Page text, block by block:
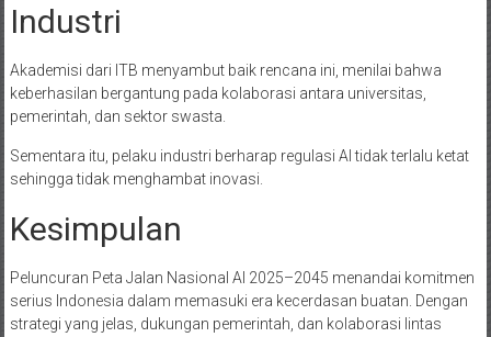
Industri
Akademisi dari ITB menyambut baik rencana ini, menilai bahwa
keberhasilan bergantung pada kolaborasi antara universitas,
pemerintah, dan sektor swasta.
Sementara itu, pelaku industri berharap regulasi AI tidak terlalu ketat
sehingga tidak menghambat inovasi.
Kesimpulan
Peluncuran Peta Jalan Nasional AI 2025–2045 menandai komitmen
serius Indonesia dalam memasuki era kecerdasan buatan. Dengan
strategi yang jelas, dukungan pemerintah, dan kolaborasi lintas